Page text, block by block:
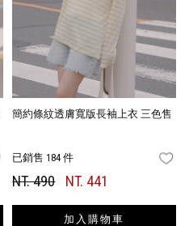
FAVORITES
簡約條紋透膚寬版長袖上衣 三色售
已銷售 184 件
NT. 490 NT. 441
加入購物車